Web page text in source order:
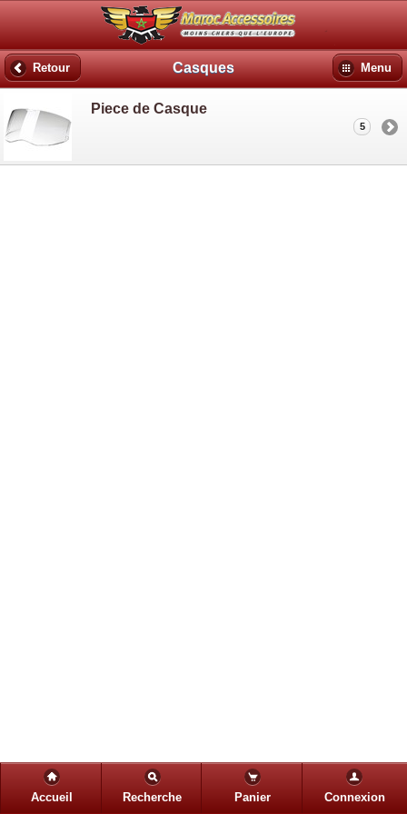
Retour Casques Menu
Piece de Casque
5
Accueil Recherche Panier Connexion